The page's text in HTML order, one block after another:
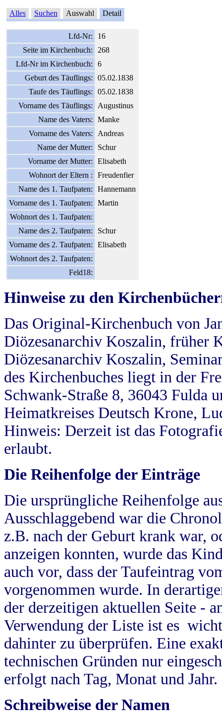
Alles Suchen Auswahl Detail
Lfd-Nr:
16
Seite im Kirchenbuch:
268
Lfd-Nr im Kirchenbuch:
6
Geburt des Täuflings:
05.02.1838
Taufe des Täuflings:
05.02.1838
Vorname des Täuflings:
Augustinus
Name des Vaters:
Manke
Vorname des Vaters:
Andreas
Name der Mutter:
Schur
Vorname der Mutter:
Elisabeth
Wohnort der Eltern :
Freudenfier
Name des 1. Taufpaten:
Hannemann
Vorname des 1. Taufpaten:
Martin
Wohnort des 1. Taufpaten:
Name des 2. Taufpaten:
Schur
Vorname des 2. Taufpaten:
Elisabeth
Wohnort des 2. Taufpaten:
Feld18:
Hinweise zu den
Das Original-Kirchenbuch von
Diözesanarchiv Koszalin, früher
Diözesanarchiv Koszalin,
des Kirchenbuches liegt in der
Schwank-Straße 8, 36043 Fulda
Heimatkreises Deutsch Krone,
Hinweis: Derzeit ist das
erlaubt.
Die Reihenfolge der Einträge
Die ursprüngliche Reihenfolge
Ausschlaggebend war die
z.B. nach der Geburt krank war,
anzeigen konnten, wurde das
auch vor, dass der Taufeintrag
vorgenommen wurde. In
der derzeitigen aktuellen Seite -
Verwendung der Liste ist es
dahinter zu überprüfen. Eine
technischen Gründen nur
erfolgt nach Tag, Monat und Jahr.
Schreibweise der Namen